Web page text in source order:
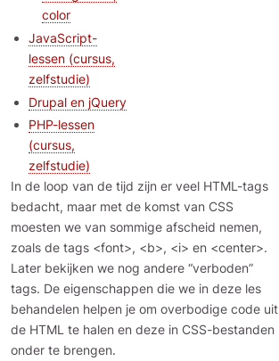
color
JavaScript-
lessen (cursus,
zelfstudie)
Drupal en jQuery
PHP-lessen
(cursus,
zelfstudie)
In de loop van de tijd zijn er veel HTML-tags
bedacht, maar met de komst van CSS
moesten we van sommige afscheid nemen,
zoals de tags <font>, <b>, <i> en <center>.
Later bekijken we nog andere “verboden”
tags. De eigenschappen die we in deze les
behandelen helpen je om overbodige code uit
de HTML te halen en deze in CSS-bestanden
onder te brengen.